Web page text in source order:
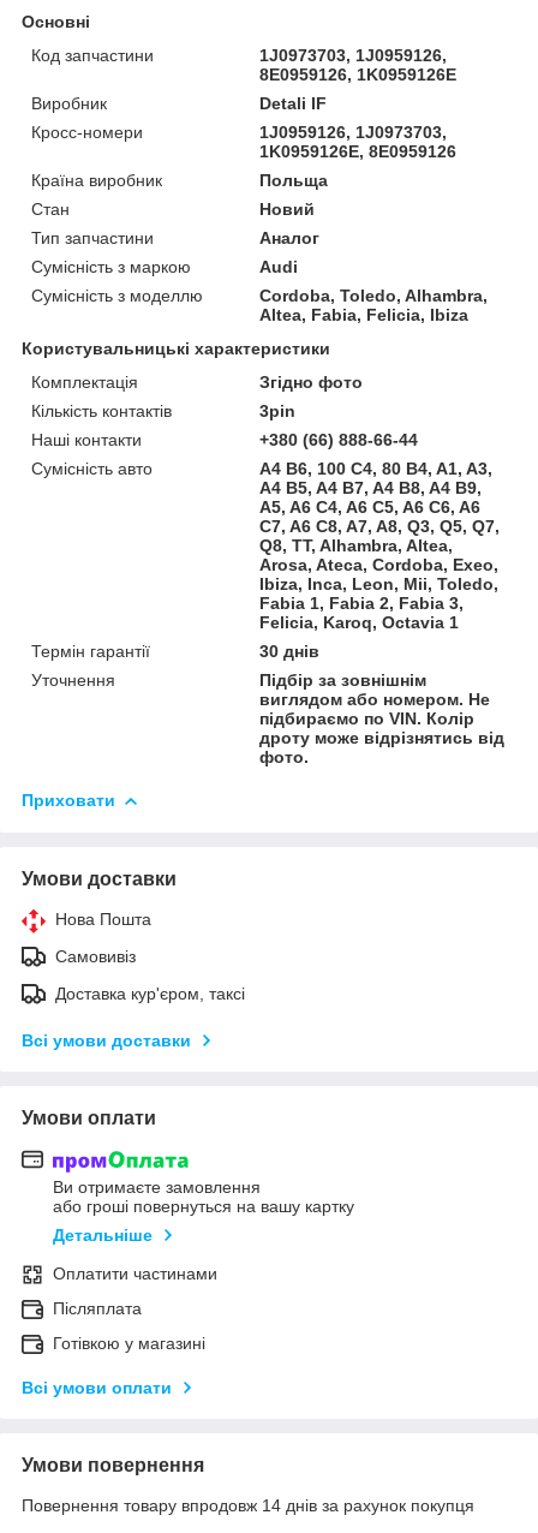
Основні
Код запчастини
1J0973703, 1J0959126,
8E0959126, 1K0959126E
Виробник
Detali IF
Кросс-номери
1J0959126, 1J0973703,
1K0959126E, 8E0959126
Країна виробник
Польща
Стан
Новий
Тип запчастини
Аналог
Сумісність з маркою
Audi
Сумісність з моделлю
Cordoba, Toledo, Alhambra,
Altea, Fabia, Felicia, Ibiza
Користувальницькі характеристики
Комплектація
Згідно фото
Кількість контактів
3pin
Наші контакти
+380 (66) 888-66-44
Сумісність авто
A4 B6, 100 C4, 80 B4, A1, A3,
A4 B5, A4 B7, A4 B8, A4 B9,
A5, A6 C4, A6 C5, A6 C6, A6
C7, A6 C8, A7, A8, Q3, Q5, Q7,
Q8, TT, Alhambra, Altea,
Arosa, Ateca, Cordoba, Exeo,
Ibiza, Inca, Leon, Mii, Toledo,
Fabia 1, Fabia 2, Fabia 3,
Felicia, Karoq, Octavia 1
Термін гарантії
30 днів
Уточнення
Підбір за зовнішнім
виглядом або номером. Не
підбираємо по VIN. Колір
дроту може відрізнятись від
фото.
Приховати
Умови доставки
Нова Пошта
Самовивіз
Доставка кур'єром, таксі
Всі умови доставки
Умови оплати
Ви отримаєте замовлення
або гроші повернуться на вашу картку
Детальніше
Оплатити частинами
Післяплата
Готівкою у магазині
Всі умови оплати
Умови повернення
Повернення товару впродовж 14 днів за рахунок покупця